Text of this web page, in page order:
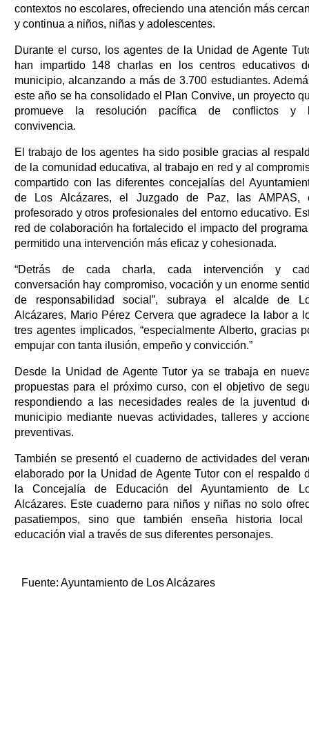
contextos no escolares, ofreciendo una atención más
y continua a niños, niñas y adolescentes.
Durante el curso, los agentes de la Unidad de Agente
han impartido 148 charlas en los centros educativos
municipio, alcanzando a más de 3.700 estudiantes.
este año se ha consolidado el Plan Convive, un proyecto
promueve la resolución pacífica de conflictos y
convivencia.
El trabajo de los agentes ha sido posible gracias al
de la comunidad educativa, al trabajo en red y al
compartido con las diferentes concejalías del
de Los Alcázares, el Juzgado de Paz, las AMPAS,
profesorado y otros profesionales del entorno educativo.
red de colaboración ha fortalecido el impacto del
permitido una intervención más eficaz y cohesionada.
“Detrás de cada charla, cada intervención y
conversación hay compromiso, vocación y un enorme
de responsabilidad social”, subraya el alcalde de
Alcázares, Mario Pérez Cervera que agradece la labor a
tres agentes implicados, “especialmente Alberto, gracias
empujar con tanta ilusión, empeño y convicción.”
Desde la Unidad de Agente Tutor ya se trabaja en
propuestas para el próximo curso, con el objetivo de
respondiendo a las necesidades reales de la juventud
municipio mediante nuevas actividades, talleres y
preventivas.
También se presentó el cuaderno de actividades del
elaborado por la Unidad de Agente Tutor con el respaldo
la Concejalía de Educación del Ayuntamiento de
Alcázares. Este cuaderno para niños y niñas no solo
pasatiempos, sino que también enseña historia local
educación vial a través de sus diferentes personajes.
Fuente: Ayuntamiento de Los Alcázares